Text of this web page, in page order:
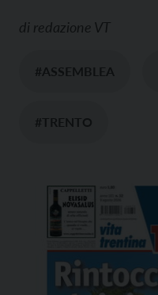
di redazione VT
#ASSEMBLEA
#TRENTO